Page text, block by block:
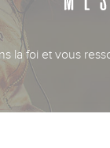
la foi et vous